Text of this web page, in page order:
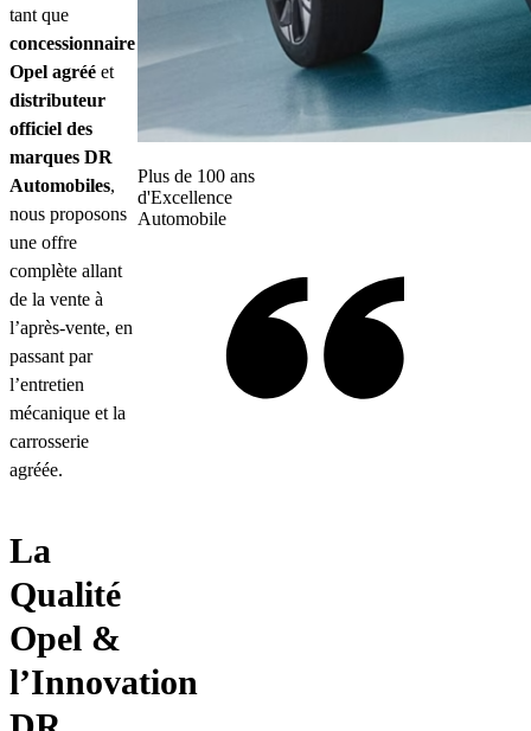
tant que
concessionnaire
Opel agréé et
distributeur
officiel des
marques DR
Automobiles,
nous proposons
une offre
complète allant
de la vente à
l’après-vente, en
passant par
l’entretien
mécanique et la
carrosserie
agréée.
La
Qualité
Opel &
l’Innovation
Plus de 100 ans
d'Excellence
Automobile